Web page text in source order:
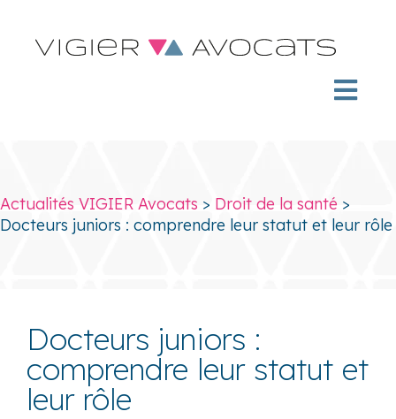
Actualités VIGIER Avocats > Droit de la santé >
Docteurs juniors : comprendre leur statut et leur rôle
Docteurs juniors :
comprendre leur statut et
leur rôle